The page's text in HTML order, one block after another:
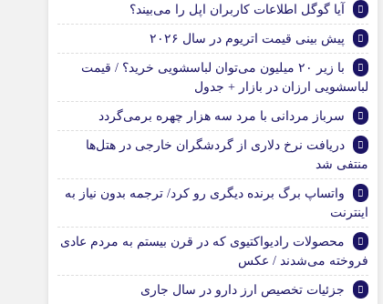
آیا گوگل اطلاعات کاربران اپل را می‌بیند؟
پیش بینی قیمت اتریوم در سال ۲۰۲۶
با زیر ۲۰ میلیون می‌توان لباسشویی خرید؟ / قیمت
لباسشویی ارزان در بازار + جدول
سرباز مردانی با مرد سه هزار چهره برمی‌گردد
دریافت نرخ دلاری از گردشگران خارجی در هتل‌ها
منتفی شد
واتساپ برگ برنده دیگری رو کرد/ ترجمه بدون نیاز به
اینترنت
محصولات رادیواکتیوی که در قرن بیستم به مردم عادی
فروخته می‌شدند / عکس
جزئیات تخصیص ارز دارو در سال جاری